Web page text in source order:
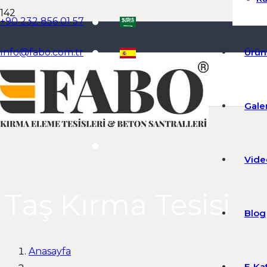
+90 232 856 01 57
info@fabo.com.tr
Blog
Dil Seçiniz
Taş Kırma Tesisi
Anasayfa